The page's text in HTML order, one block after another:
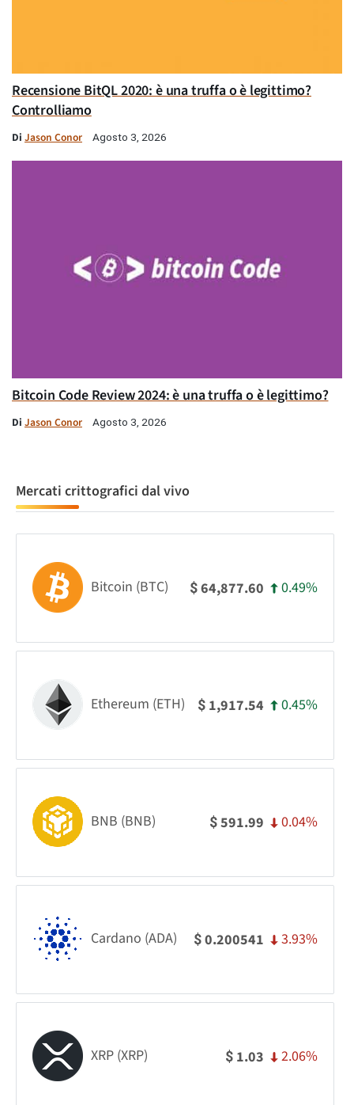
Recensione BitQL 2020: è una truffa o è legittimo?
Controlliamo
Di Jason Conor Agosto 3, 2026
Bitcoin Code Review 2024: è una truffa o è legittimo?
Di Jason Conor Agosto 3, 2026
Mercati crittografici dal vivo
Bitcoin (BTC) $64,877.60 0.49%
Ethereum (ETH) $ 1,917.54 0.45%
BNB (BNB) $591.99 0.04%
Cardano (ADA) $0.200541 3.93%
XRP (XRP) $ 1.03 2.06%